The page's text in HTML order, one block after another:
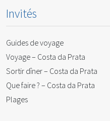
Invités
Guides de voyage
Voyage – Costa da Prata
Sortir dîner – Costa da Prata
Que faire ? – Costa da Prata
Plages